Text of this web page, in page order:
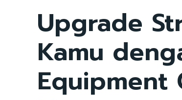
Upgrade
Kamu
Equipment